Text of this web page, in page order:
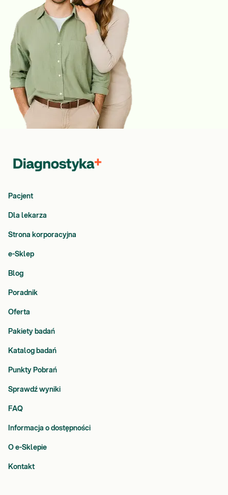
Pacjent
Dla lekarza
Strona korporacyjna
e-Sklep
Blog
Poradnik
Oferta
Pakiety badań
Katalog badań
Punkty Pobrań
Sprawdź wyniki
FAQ
Informacja o dostępności
O e-Sklepie
Kontakt